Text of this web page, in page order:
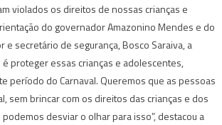
violados os direitos de nossas crianças e
do governador Amazonino Mendes e do
e secretário de segurança, Bosco Saraiva, a
proteger essas crianças e adolescentes,
período do Carnaval. Queremos que as pessoas
sem brincar com os direitos das crianças e dos
desviar o olhar para isso”, destacou a